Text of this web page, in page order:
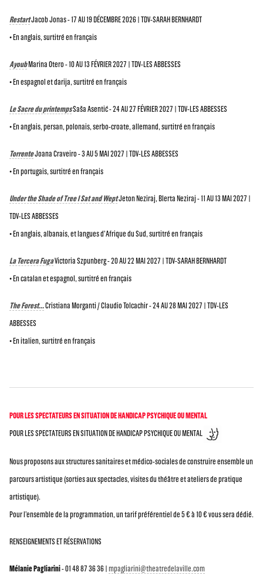
RestartJacob Jonas - 17 AU 19 DÉCEMBRE 2026 | TDV-SARAH BERNHARDT
• En anglais, surtitré en français
AyoubMarina Otero - 10 AU 13 FÉVRIER 2027 | TDV-LES ABBESSES
• En espagnol et darija, surtitré en français
Le Sacre du printempsSaša Asentić - 24 AU 27 FÉVRIER 2027 | TDV-LES ABBESSES
• En anglais, persan, polonais, serbo-croate, allemand, surtitré en français
TorrenteJoana Craveiro - 3 AU 5 MAI 2027 | TDV-LES ABBESSES
• En portugais, surtitré en français
Under the Shade of Tree I Sat and WeptJeton Neziraj, Blerta Neziraj - 11 AU 13 MAI 2027 |
TDV-LES ABBESSES
• En anglais, albanais, et langues d'Afrique du Sud, surtitré en français
La Tercera FugaVictoria Szpunberg - 20 AU 22 MAI 2027 | TDV-SARAH BERNHARDT
• En catalan et espagnol, surtitré en français
The Forest…Cristiana Morganti / Claudio Tolcachir - 24 AU 28 MAI 2027 | TDV-LES
ABBESSES
• En italien, surtitré en français
POUR LES SPECTATEURS EN SITUATION DE HANDICAP PSYCHIQUE OU MENTAL
POUR LES SPECTATEURS EN SITUATION DE HANDICAP PSYCHIQUE OU MENTAL
Nous proposons aux structures sanitaires et médico-sociales de construire ensemble un
parcours artistique (sorties aux spectacles, visites du théâtre et ateliers de pratique
artistique).
Pour l’ensemble de la programmation, un tarif préférentiel de 5 € à 10 € vous sera dédié.
RENSEIGNEMENTS ET RÉSERVATIONS
Mélanie Pagliarini- 01 48 87 36 36 |mpagliarini@theatredelaville.com